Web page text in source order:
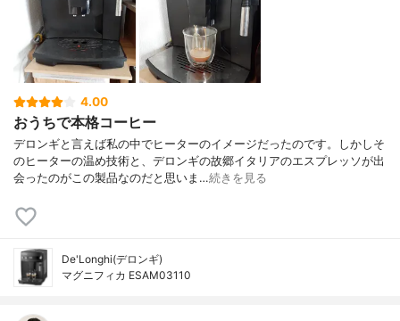
4.00
おうちで本格コーヒー
デロンギと言えば私の中でヒーターのイメージだったのです。しかしそ
のヒーターの温め技術と、デロンギの故郷イタリアのエスプレッソが出
会ったのがこの製品なのだと思いま…続きを見る
De'Longhi(デロンギ)
マグニフィカ ESAM03110